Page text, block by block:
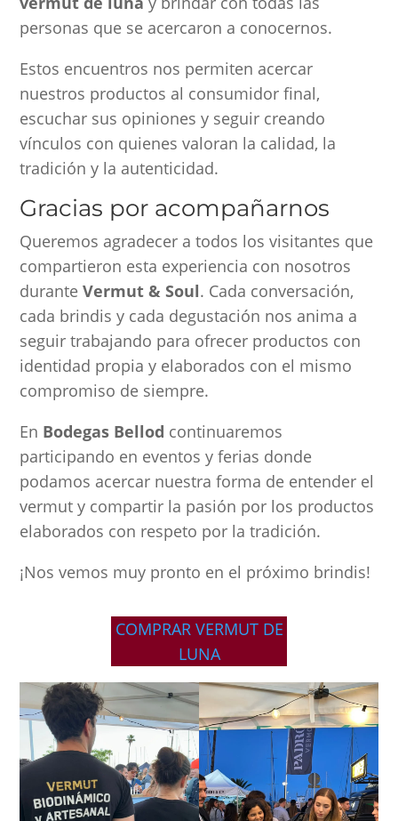
personas que se acercaron a conocernos.
Estos encuentros nos permiten acercar
nuestros productos al consumidor final,
escuchar sus opiniones y seguir creando
vínculos con quienes valoran la calidad, la
tradición y la autenticidad.
Gracias por acompañarnos
Queremos agradecer a todos los visitantes que
compartieron esta experiencia con nosotros
duranteVermut & Soul. Cada conversación,
cada brindis y cada degustación nos anima a
seguir trabajando para ofrecer productos con
identidad propia y elaborados con el mismo
compromiso de siempre.
En Bodegas Bellod continuaremos
participando en eventos y ferias donde
podamos acercar nuestra forma de entender el
vermut y compartir la pasión por los productos
elaborados con respeto por la tradición.
¡Nos vemos muy pronto en el próximo brindis!
COMPRAR VERMUT DE
LUNA